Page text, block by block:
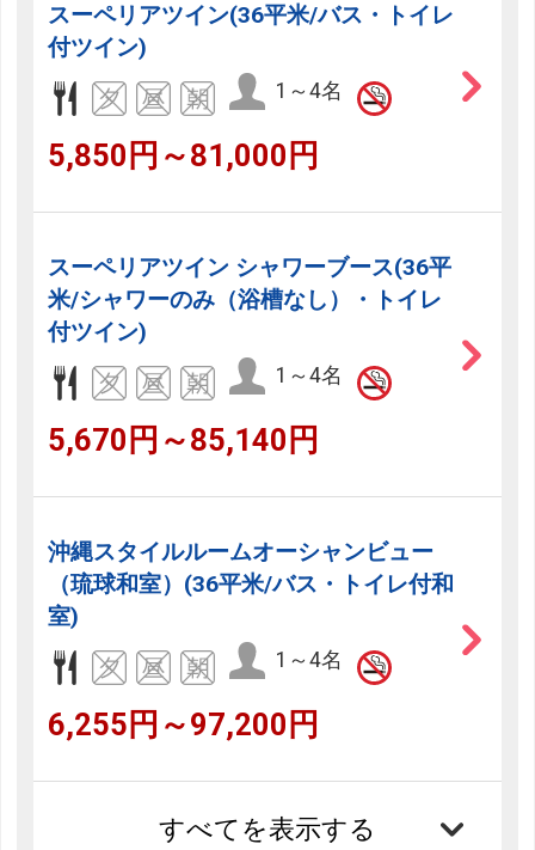
スーペリアツイン(36平米/バス・トイレ
付ツイン)
1～4名
5,850円～81,000円
スーペリアツイン シャワーブース(36平
米/シャワーのみ（浴槽なし）・トイレ
付ツイン)
1～4名
5,670円～85,140円
沖縄スタイルルームオーシャンビュー
（琉球和室）(36平米/バス・トイレ付和
室)
1～4名
6,255円～97,200円
すべてを表示する